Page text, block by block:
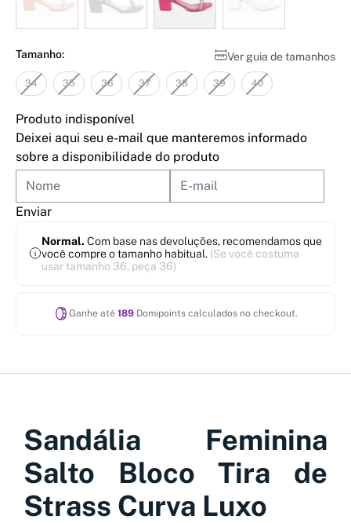
Ver guia de tamanhos
Tamanho:
34 35 36 37 38 39 40
Produto indisponível
Deixei aqui seu e-mail que manteremos informado
sobre a disponibilidade do produto
Enviar
Normal. Com base nas devoluções, recomendamos que
você compre o tamanho habitual. (Se você costuma
usar tamanho 36, peça 36)
Ganhe até 189 Domipoints calculados no checkout.
Sandália Feminina
Salto Bloco Tira de
Strass Curva Luxo